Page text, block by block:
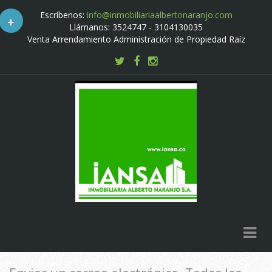
Escríbenos: info@inmobiliariaalbertonaranjo.com
Llámanos: 3524747 - 3104130035
Venta Arrendamiento Administración de Propiedad Raíz
+